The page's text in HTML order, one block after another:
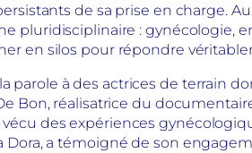
de sa prise en charge.
pluridisciplinaire :
en silos pour répondre
parole à des actrices de terrain
Bon, réalisatrice du
des expériences
Dora, a témoigné de son